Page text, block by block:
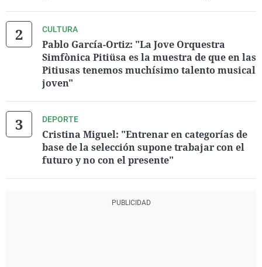
CULTURA
Pablo García-Ortiz: "La Jove Orquestra
Simfònica Pitiüsa es la muestra de que en las
Pitiusas tenemos muchísimo talento musical
joven"
DEPORTE
Cristina Miguel: "Entrenar en categorías de
base de la selección supone trabajar con el
futuro y no con el presente"